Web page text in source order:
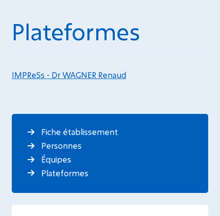
Plateformes
IMPReSs - Dr WAGNER Renaud
Fiche établissement
Personnes
Équipes
Plateformes